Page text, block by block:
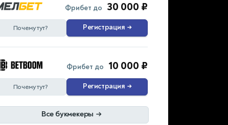
Фрибет до 30 000 ₽
Почему тут? Регистрация →
Фрибет до 10 000 ₽
Почему тут? Регистрация →
Все букмекеры →